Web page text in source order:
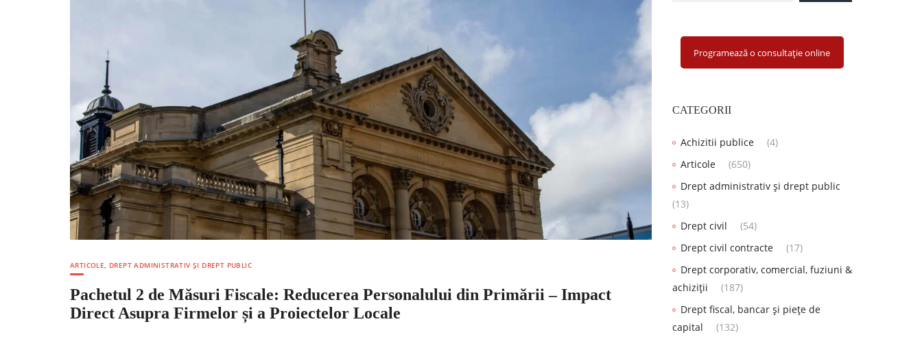
ARTICOLE DREPT ADMINISTRATIV ȘI DREPT PUBLIC
Pachetul 2 de Măsuri Fiscale: Reducerea Personalului din Primării – Impact
Direct Asupra Firmelor și a Proiectelor Locale
Programează o consultație online
CATEGORII
Achizitii publice
(4)
Articole
(650)
Drept administrativ și drept public
(13)
Drept civil
(54)
Drept civil contracte
(17)
Drept corporativ, comercial, fuziuni &
achiziții
(187)
Drept fiscal, bancar și piețe de
capital
(132)